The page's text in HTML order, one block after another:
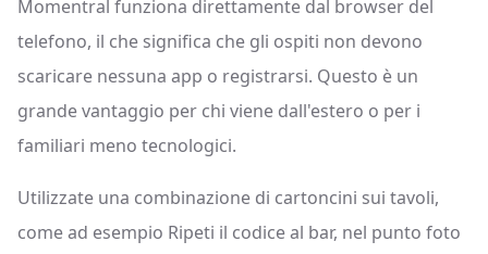
Momentral funziona direttamente dal browser del
telefono, il che significa che gli ospiti non devono
scaricare nessuna app o registrarsi. Questo è un
grande vantaggio per chi viene dall'estero o per i
familiari meno tecnologici.
Utilizzate una combinazione di cartoncini sui tavoli,
come ad esempio Ripeti il codice al bar, nel punto foto